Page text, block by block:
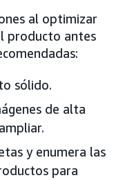
al optimizar
producto antes
sólido.
de alta
y enumera las
para